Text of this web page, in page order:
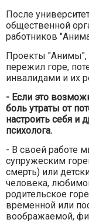
После
общественной
работников
Проекты "Анимы",
пережил горе,
инвалидами и их
- Если это
боль утраты от
настроить себя и
психолога.
- В своей работе
супружеским
смерть) или
человека,
родительское
временной или
воображаемой,